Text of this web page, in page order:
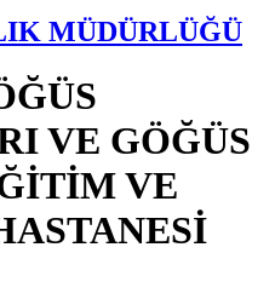
MÜDÜRLÜĞÜ
VE GÖĞÜS
VE